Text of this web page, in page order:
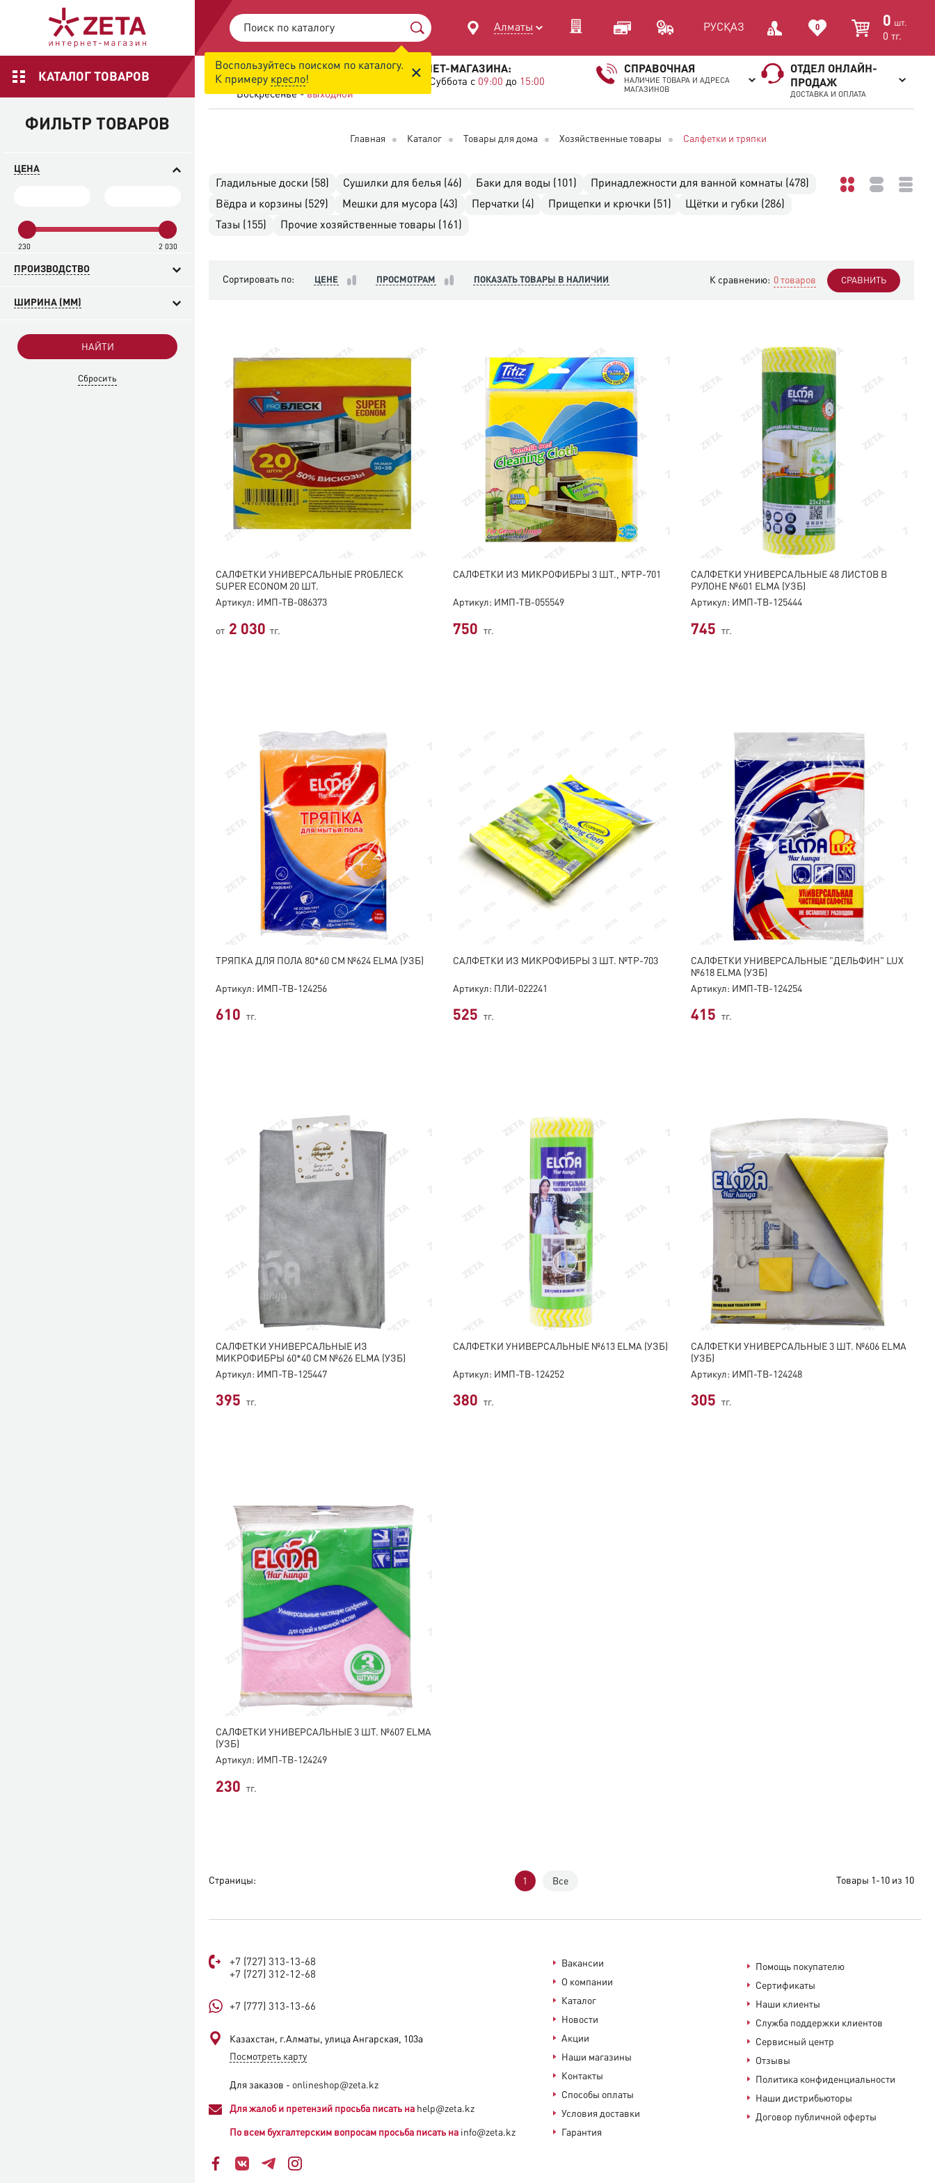
Воспользуйтесь поиском по каталогу.
К примеру кресло! ×
Алматы РУС ҚАЗ 0 0 шт.
0 тг.
ОБСЛУЖИВАНИЕ КЛИЕНТОВ ИНТЕРНЕТ-МАГАЗИНА:
Понедельник - Пятница с Суббота с 09:00 до 15:00
Воскресенье -выходной
СПРАВОЧНАЯ
НАЛИЧИЕ ТОВАРА И АДРЕСА
МАГАЗИНОВ
ОТДЕЛ ОНЛАЙН-
ПРОДАЖ
ДОСТАВКА И ОПЛАТА
КАТАЛОГ ТОВАРОВ
ФИЛЬТР ТОВАРОВ
ЦЕНА
230 2 030
ПРОИЗВОДСТВО
ШИРИНА (MM)
Главная Каталог Товары для дома Хозяйственные товары Салфетки и тряпки
Гладильные доски (58) Сушилки для белья (46) Баки для воды (101)
Принадлежности для ванной комнаты (478)
Вёдра и корзины (529)
Мешки для мусора (43) Перчатки (4) Прищепки и крючки (51)
Щётки и губки (286)
Тазы (155)
Прочие хозяйственные товары (161)
Сортировать по: ЦЕНЕ ПРОСМОТРАМ ПОКАЗАТЬ ТОВАРЫ В НАЛИЧИИ К сравнению: 0 товаров СРАВНИТЬ
САЛФЕТКИ УНИВЕРСАЛЬНЫЕ PROБЛЕСК
SUPER ECONOM 20 ШТ.
Артикул: ИМП-ТВ-086373
от 2 030 тг.
САЛФЕТКИ ИЗ МИКРОФИБРЫ 3 ШТ., №ТР-701
Артикул: ИМП-ТВ-055549
750 тг.
CАЛФЕТКИ УНИВЕРСАЛЬНЫЕ 48 ЛИСТОВ В
РУЛОНЕ №601 ELMA (УЗБ)
Артикул: ИМП-ТВ-125444
745 тг.
ТРЯПКА ДЛЯ ПОЛА 80*60 СМ №624 ELMA (УЗБ)
Артикул: ИМП-ТВ-124256
610 тг.
САЛФЕТКИ ИЗ МИКРОФИБРЫ 3 ШТ. №ТР-703
Артикул: ПЛИ-022241
525 тг.
САЛФЕТКИ УНИВЕРСАЛЬНЫЕ "ДЕЛЬФИН" LUX
№618 ELMA (УЗБ)
Артикул: ИМП-ТВ-124254
415 тг.
CАЛФЕТКИ УНИВЕРСАЛЬНЫЕ ИЗ
МИКРОФИБРЫ 60*40 СМ №626 ELMA (УЗБ)
Артикул: ИМП-ТВ-125447
395 тг.
CАЛФЕТКИ УНИВЕРСАЛЬНЫЕ №613 ELMA (УЗБ)
Артикул: ИМП-ТВ-124252
380 тг.
CАЛФЕТКИ УНИВЕРСАЛЬНЫЕ 3 ШТ. №606 ELMA
(УЗБ)
Артикул: ИМП-ТВ-124248
305 тг.
CАЛФЕТКИ УНИВЕРСАЛЬНЫЕ 3 ШТ. №607 ELMA
(УЗБ)
Артикул: ИМП-ТВ-124249
230 тг.
Страницы: 1 Все Товары 1-10 из 10
+7 (727) 313-13-68
+7 (727) 312-12-68
+7 (777) 313-13-66
Казахстан, г.Алматы, улица Ангарская, 103а​
Посмотреть карту
Для заказов - onlineshop@zeta.kz
Для жалоб и претензий просьба писать на help@zeta.kz
По всем бухгалтерским вопросам просьба писать на info@zeta.kz
Вакансии
О компании
Каталог
Новости
Акции
Наши магазины
Контакты
Способы оплаты
Условия доставки
Гарантия
Помощь покупателю
Сертификаты
Наши клиенты
Служба поддержки клиентов
Сервисный центр
Отзывы
Политика конфиденциальности
Наши дистрибьюторы
Договор публичной оферты